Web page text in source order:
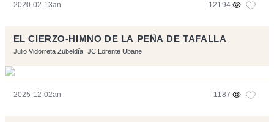
2020-02-13an 12194
EL CIERZO-HIMNO DE LA PEÑA DE TAFALLA
Julio Vidorreta Zubeldía JC Lorente Ubane
2025-12-02an 1187